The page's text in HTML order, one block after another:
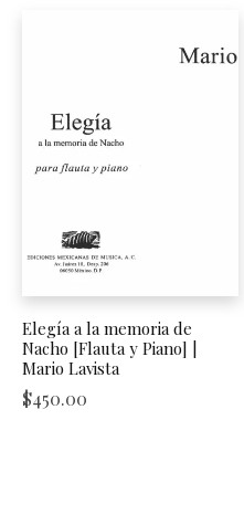
Elegía a la memoria de
Nacho [Flauta y Piano] |
Mario Lavista
$450.00